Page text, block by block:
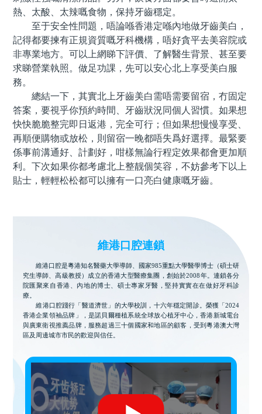
熱、太酸、太辣嘅食物，保持牙齒穩定。
至于安全性問題，唔論喺香港定喺內地做牙齒美白，
記得都要揀有正規資質嘅牙科機構，唔好貪平去美容院或
非專業地方。可以上網睇下評價、了解醫生背景、甚至要
求睇營業執照。做足功課，先可以安心北上享受美白服
務。
總結一下，其實北上牙齒美白需唔需要留宿，冇固定
答案，要視乎你預約時間、牙齒狀況同個人習慣。如果想
快快脆脆整完即日返港，完全可行；但如果想慢慢享受、
再順便購物或放松，則留宿一晚都唔失爲好選擇。最緊要
係事前溝通好、計劃好，咁樣無論行程定效果都會更加順
利。下次如果你都考慮北上整靓個笑容，不妨參考下以上
貼士，輕輕松松都可以擁有一口亮白健康嘅牙齒。
維港口腔連鎖
維港口腔是粵港知名醫藥大學導師、國家985重點大學醫學博士（碩士研
究生導師、高級教授）成立的香港大型醫療集團，創始於2008年。連鎖各分
院匯聚來自香港、內地的博士、碩士專家牙醫，堅持實實在在做好牙科診
療。
維港口腔踐行「醫道濟世」的大學校訓，十六年穩定開診。榮獲「2024
香港企業領袖品牌」，是諾貝爾種植系統全球放心植牙中心，香港新城電台
與廣東衛視推薦品牌，服務超過三十個國家和地區的顧客，受到粵港澳大灣
區及周邊城市市民的歡迎與信任。